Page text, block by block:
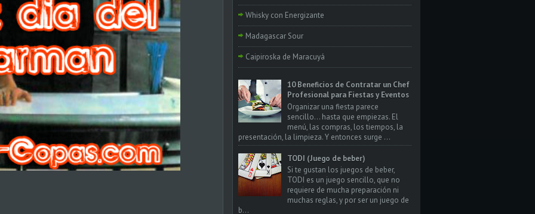
Whisky con Energizante
Madagascar Sour
Caipiroska de Maracuyá
10 Beneficios de Contratar un Chef
Profesional para Fiestas y Eventos
Organizar una fiesta parece
sencillo… hasta que empiezas. El
menú, las compras, los tiempos, la
presentación, la limpieza. Y entonces surge ...
TODI (Juego de beber)
Si te gustan los juegos de beber,
TODI es un juego sencillo, que no
requiere de mucha preparación ni
muchas reglas, y por ser un juego de
b...